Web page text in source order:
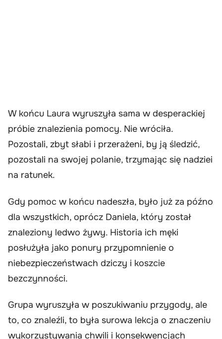
W końcu Laura wyruszyła sama w desperackiej
próbie znalezienia pomocy. Nie wróciła.
Pozostali, zbyt słabi i przerażeni, by ją śledzić,
pozostali na swojej polanie, trzymając się nadziei
na ratunek.
Gdy pomoc w końcu nadeszła, było już za późno
dla wszystkich, oprócz Daniela, który został
znaleziony ledwo żywy. Historia ich męki
posłużyła jako ponury przypomnienie o
niebezpieczeństwach dziczy i koszcie
bezczynności.
Grupa wyruszyła w poszukiwaniu przygody, ale
to, co znaleźli, to była surowa lekcja o znaczeniu
wykorzystywania chwili i konsekwencjach